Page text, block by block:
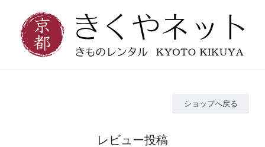
ショップへ戻る
レビュー投稿